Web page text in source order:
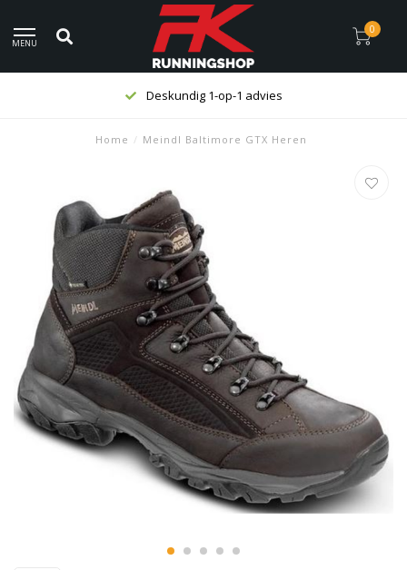
MENU
0
Deskundig 1-op-1 advies
Home / Meindl Baltimore GTX Heren